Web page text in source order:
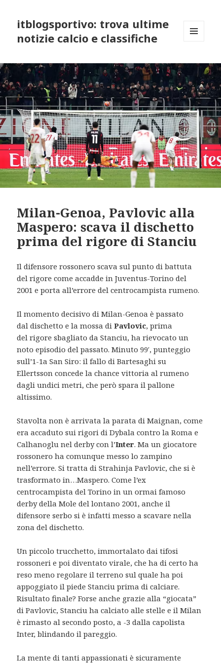
itblogsportivo: trova ultime
notizie calcio e classifiche
WIDGETS
Milan-Genoa, Pavlovic alla
Maspero: scava il dischetto
prima del rigore di Stanciu
Il difensore rossonero scava sul punto di battuta
del rigore come accadde in Juventus-Torino del
2001 e porta all’errore del centrocampista rumeno.
Il momento decisivo di Milan-Genoa è passato
dal dischetto e la mossa diPavlovic, prima
del rigore sbagliato da Stanciu, ha rievocato un
noto episodio del passato. Minuto 99′, punteggio
sull’1-1a San Siro: il fallo di Bartesaghi su
Ellertsson concede la chance vittoria al rumeno
dagli undici metri, che però spara il pallone
altissimo.
Stavolta non è arrivata la parata di Maignan, come
era accaduto sui rigori di Dybala contro la Roma e
Calhanoglu nel derby con l’Inter. Ma un giocatore
rossonero ha comunque messo lo zampino
nell’errore. Si tratta di Strahinja Pavlovic, che si è
trasformato in…Maspero. Come l’ex
centrocampista del Torino in un ormai famoso
derby della Mole del lontano 2001, anche il
difensore serbo si è infatti messo a scavare nella
zona del dischetto.
Un piccolo trucchetto, immortalato dai tifosi
rossoneri e poi diventato virale, che ha di certo ha
reso meno regolare il terreno sul quale ha poi
appoggiato il piede Stanciu prima di calciare.
Risultato finale? Forse anche grazie alla “giocata”
di Pavlovic, Stanciu ha calciato alle stelle e il Milan
è rimasto al secondo posto, a -3 dalla capolista
Inter, blindando il pareggio.
La mente di tanti appassionati è sicuramente